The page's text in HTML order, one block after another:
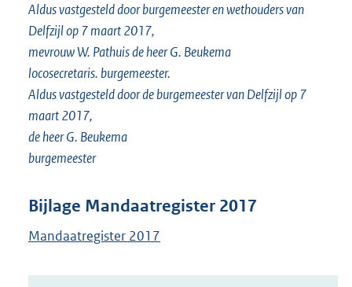
Aldus vastgesteld door burgemeester en wethouders van
Delfzijl op 7 maart 2017,
mevrouw W. Pathuis de heer G. Beukema
locosecretaris. burgemeester.
Aldus vastgesteld door de burgemeester van Delfzijl op 7
maart 2017,
de heer G. Beukema
burgemeester
Bijlage Mandaatregister 2017
Mandaatregister 2017